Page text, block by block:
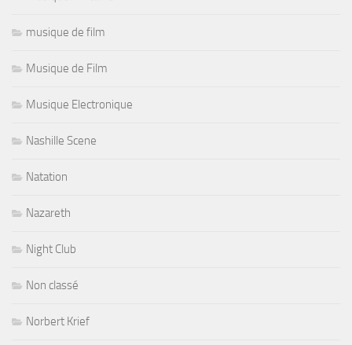
musique de film
Musique de Film
Musique Electronique
Nashille Scene
Natation
Nazareth
Night Club
Non classé
Norbert Krief